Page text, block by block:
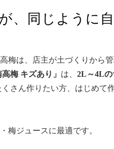
、同じように
梅は、店主が土づくりから
高梅 キズあり」 は、 2L～4Lの
さん作りたい方、はじめて
梅ジュースに最適です。